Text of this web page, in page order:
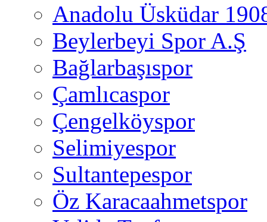
Anadolu Üsküdar
Beylerbeyi Spor A.Ş
Bağlarbaşıspor
Çamlıcaspor
Çengelköyspor
Selimiyespor
Sultantepespor
Öz Karacaahmetspor